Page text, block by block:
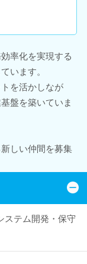
率化を実現する
います。
を活かしなが
盤を築いていま
しい仲間を募集
ステム開発・保守